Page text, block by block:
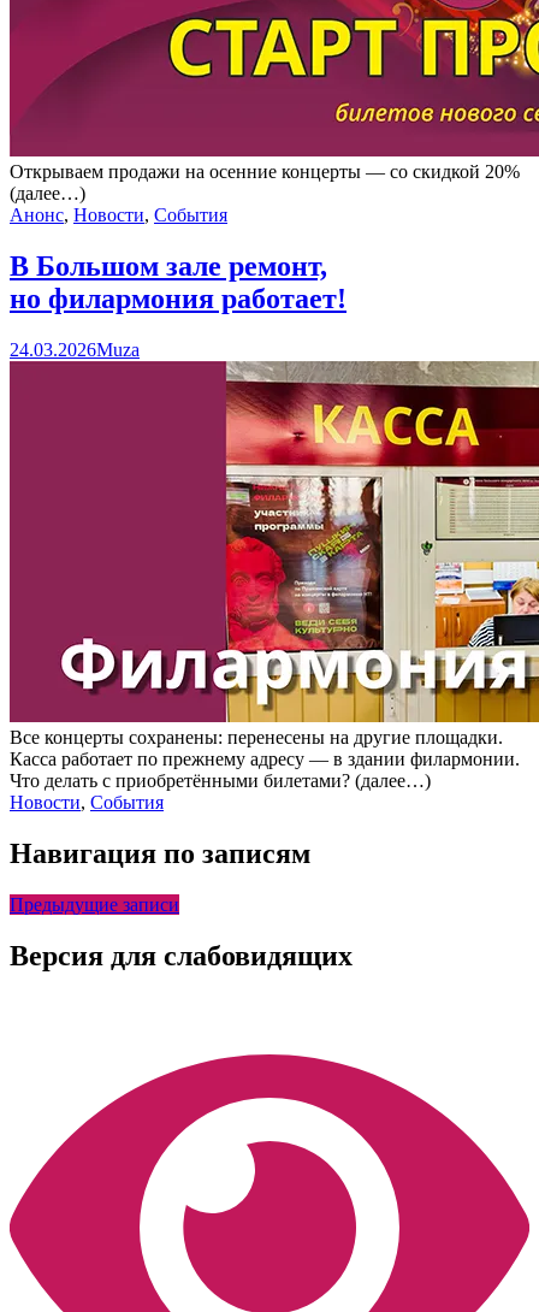
Открываем продажи на осенние концерты — со скидкой 20%
(далее…)
Анонс, Новости, События
В Большом зале ремонт,
но филармония работает!
24.03.2026Muza
Все концерты сохранены: перенесены на другие площадки.
Касса работает по прежнему адресу — в здании филармонии.
Что делать с приобретёнными билетами? (далее…)
Новости, События
Навигация по записям
Предыдущие записи
Версия для слабовидящих